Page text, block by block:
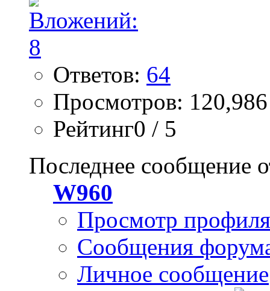
Ответов: 64
Просмотров: 120,986
Рейтинг0 / 5
Последнее сообщение
W960
Просмотр профиля
Сообщения
Личное сообщение